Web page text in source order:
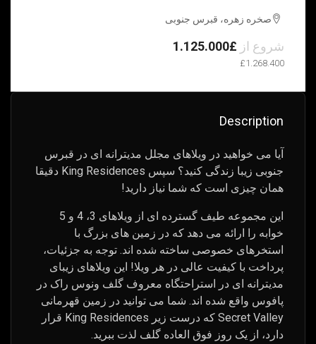
صخره زهره، قبرس جنوبی
شروع از £1.125.000
£1.268.400
Description
آیا می خواهید در ویلاهای مجلل مدیترانه ای در قبرس
جنوبی زیبا زندگی کنید؟ سپس King Residences دقیقا
همان چیزی است که شما نیاز دارید!
این مجموعه طیف گسترده ای از ویلاهای 3، 4 و 5
خوابه را ارائه می دهد که در زمین های بزرگ با
استخرهای خصوصی ساخته شده اند. توجه به جزئیات،
پرداخت با کیفیت عالی در هر ویلا! این ویلاهای زیبای
مدیترانه ای در استراحتگاه معروف گلف ونوس راک در
پافوس واقع شده اند. شما می توانید در زمین قهرمانی
Secret Valley که درست زیر King Residences قرار
دارد، از یک روز فوق العاده گلف لذت ببرید.